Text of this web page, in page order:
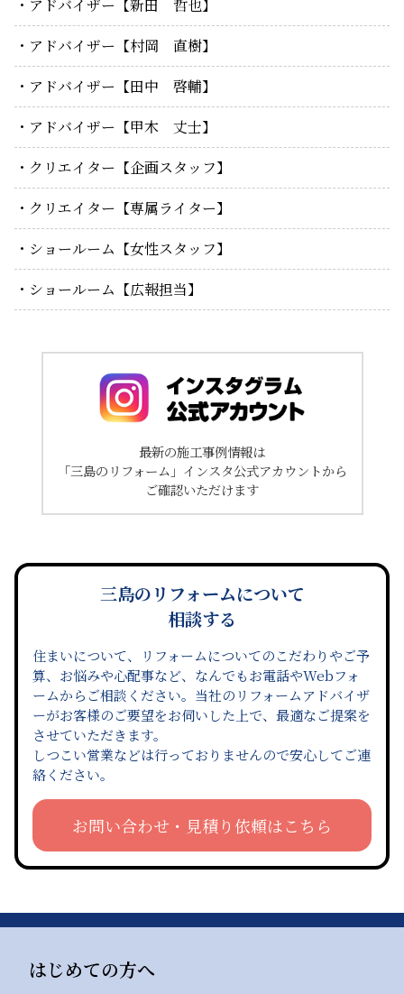
アドバイザー【新田 哲也】
アドバイザー【村岡 直樹】
アドバイザー【田中 啓輔】
アドバイザー【甲木 丈士】
クリエイター【企画スタッフ】
クリエイター【専属ライター】
ショールーム【女性スタッフ】
ショールーム【広報担当】
最新の施工事例情報は
「三島のリフォーム」インスタ公式アカウントから
ご確認いただけます
三島のリフォームについて
相談する
住まいについて、リフォームについてのこだわりやご予
算、お悩みや心配事など、なんでもお電話やWebフォ
ームからご相談ください。当社のリフォームアドバイザ
ーがお客様のご要望をお伺いした上で、最適なご提案を
させていただきます。
しつこい営業などは行っておりませんので安心してご連
絡ください。
お問い合わせ・見積り依頼はこちら
はじめての方へ